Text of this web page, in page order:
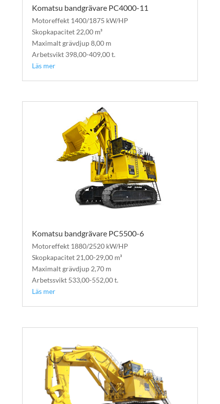
Komatsu bandgrävare PC4000-11
Motoreffekt 1400/1875 kW/HP
Skopkapacitet 22,00 m³
Maximalt grävdjup 8,00 m
Arbetsvikt 398,00-409,00 t.
Läs mer
Komatsu bandgrävare PC5500-6
Motoreffekt 1880/2520 kW/HP
Skopkapacitet 21,00-29,00 m³
Maximalt grävdjup 2,70 m
Arbetssvikt 533,00-552,00 t.
Läs mer